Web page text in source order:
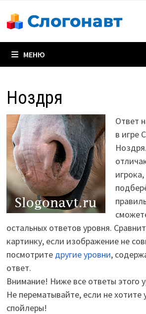
содержимому
МЕНЮ
Ноздря
Ответ
в игре
остальных ответов уровня.
картинку, если изображение не
посмотрите другие уровни,
ответ.
Внимание! Ниже все ответы этого
Не перематывайте, если не хотите
спойлеры!